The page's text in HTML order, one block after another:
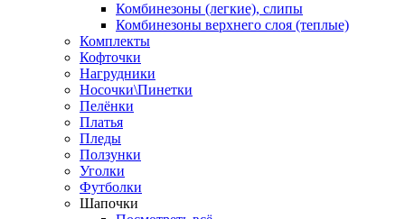
Комбинезоны (легкие), слипы
Комбинезоны верхнего слоя (теплые)
Комплекты
Кофточки
Нагрудники
Носочки\Пинетки
Пелёнки
Платья
Пледы
Ползунки
Уголки
Футболки
Шапочки